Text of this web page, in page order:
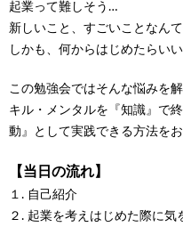
起業って難しそう…
新しいこと、すごいことなん
しかも、何からはじめたらい
この勉強会ではそんな悩みを
キル・メンタルを『知識』で
動』として実践できる方法をお
【当日の流れ】
１. 自己紹介
２. 起業を考えはじめた際に気